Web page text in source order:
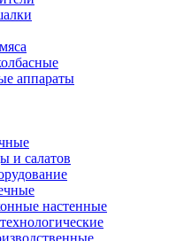
аппараты
и салатов
настенные